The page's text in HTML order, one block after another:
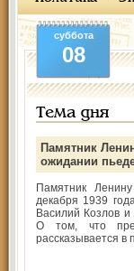
суббота
08
Тема дня
Памятник
ожидании
Памятник
декабря 1939
Василий Козлов и
О том, что
рассказывается в